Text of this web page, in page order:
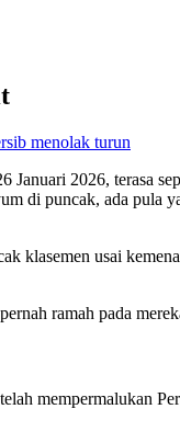
menolak turun
Januari 2026, terasa
di puncak, ada pula
klasemen usai
ramah pada
mempermalukan